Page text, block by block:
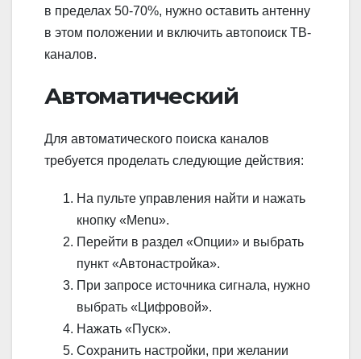
в пределах 50-70%, нужно оставить антенну
в этом положении и включить автопоиск ТВ-
каналов.
Автоматический
Для автоматического поиска каналов
требуется проделать следующие действия:
На пульте управления найти и нажать
кнопку «Menu».
Перейти в раздел «Опции» и выбрать
пункт «Автонастройка».
При запросе источника сигнала, нужно
выбрать «Цифровой».
Нажать «Пуск».
Сохранить настройки, при желании